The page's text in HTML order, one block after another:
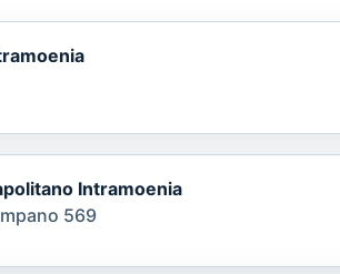
Intramoenia
569